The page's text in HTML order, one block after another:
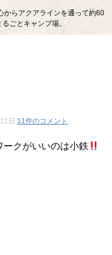
からアクアラインを通って約60
ごとキャンプ場。
日 11件のコメント
クがいいのは小鉄